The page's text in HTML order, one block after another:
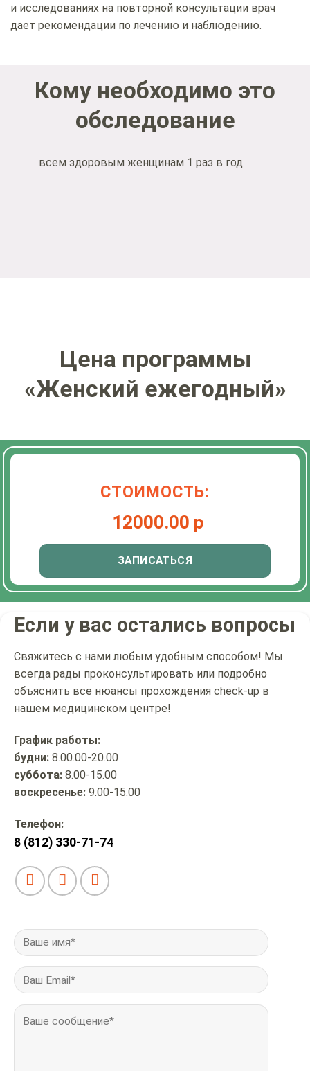
и исследованиях на повторной консультации врач
дает рекомендации по лечению и наблюдению.
Кому необходимо это
обследование
всем здоровым женщинам 1 раз в год
Цена программы
«Женский ежегодный»
СТОИМОСТЬ:
12000.00 р
ЗАПИСАТЬСЯ
Если у вас остались вопросы
Свяжитесь с нами любым удобным способом! Мы
всегда рады проконсультировать или подробно
объяснить все нюансы прохождения check-up в
нашем медицинском центре!
График работы:
будни: 8.00.00-20.00
суббота: 8.00-15.00
воскресенье: 9.00-15.00
Телефон:
8 (812) 330-71-74